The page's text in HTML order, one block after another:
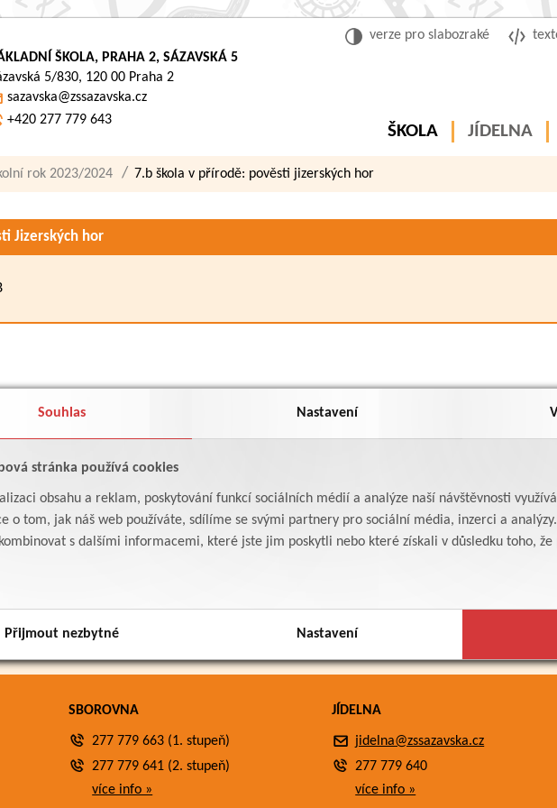
Souhlas Nastavení
stránka používá cookies
obsahu a reklam, poskytování funkcí sociálních médií a analýze naší návštěvnosti
o tom, jak náš web používáte, sdílíme se svými partnery pro sociální média, inzerci a
s dalšími informacemi, které jste jim poskytli nebo které získali v důsledku toho, že
Přijmout nezbytné Nastavení
verze pro slabozraké
ŠKOLA, PRAHA 2, SÁZAVSKÁ 5
5/830, 120 00 Praha 2
sazavska@zssazavska.cz
+420 277 779 643
ŠKOLA JÍDELNA
rok 2023/2024 7.b škola v přírodě: pověsti jizerských hor
Jizerských hor
SBOROVNA
277 779 663 (1. stupeň)
277 779 641 (2. stupeň)
více info »
JÍDELNA
jidelna@zssazavska.cz
277 779 640
více info »